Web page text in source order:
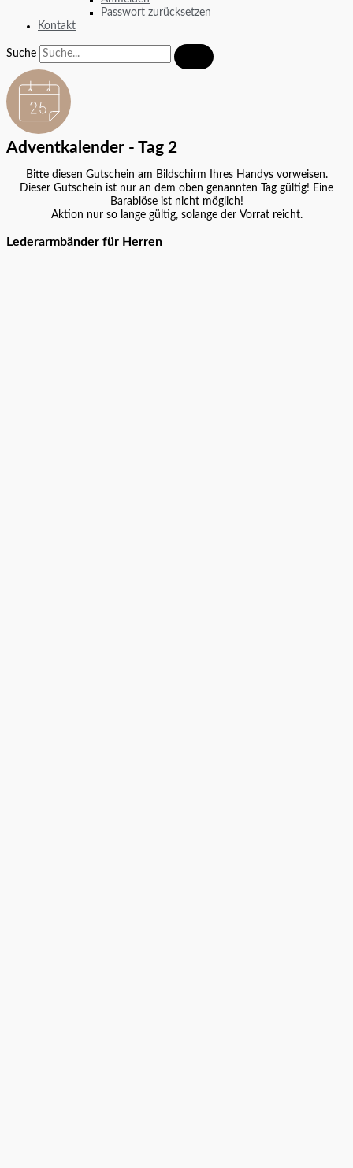
Passwort zurücksetzen
Kontakt
Suche
Adventkalender - Tag 2
Bitte diesen Gutschein am Bildschirm Ihres Handys vorweisen.
Dieser Gutschein ist nur an dem oben genannten Tag gültig! Eine
Barablöse ist nicht möglich!
Aktion nur so lange gültig, solange der Vorrat reicht.
Lederarmbänder für Herren